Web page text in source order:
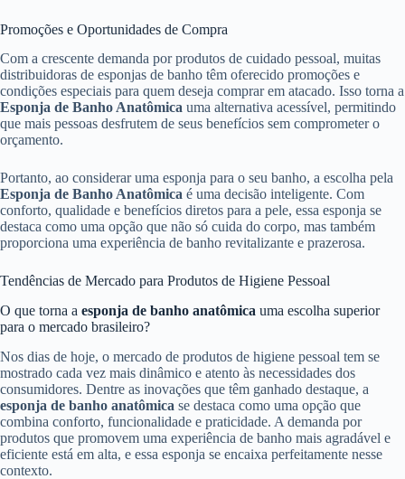
Promoções e Oportunidades de Compra
Com a crescente demanda por produtos de cuidado pessoal, muitas
distribuidoras de esponjas de banho têm oferecido promoções e
condições especiais para quem deseja comprar em atacado. Isso torna a
Esponja de Banho Anatômica uma alternativa acessível, permitindo
que mais pessoas desfrutem de seus benefícios sem comprometer o
orçamento.
Portanto, ao considerar uma esponja para o seu banho, a escolha pela
Esponja de Banho Anatômica é uma decisão inteligente. Com
conforto, qualidade e benefícios diretos para a pele, essa esponja se
destaca como uma opção que não só cuida do corpo, mas também
proporciona uma experiência de banho revitalizante e prazerosa.
Tendências de Mercado para Produtos de Higiene Pessoal
O que torna a esponja de banho anatômica uma escolha superior
para o mercado brasileiro?
Nos dias de hoje, o mercado de produtos de higiene pessoal tem se
mostrado cada vez mais dinâmico e atento às necessidades dos
consumidores. Dentre as inovações que têm ganhado destaque, a
esponja de banho anatômica se destaca como uma opção que
combina conforto, funcionalidade e praticidade. A demanda por
produtos que promovem uma experiência de banho mais agradável e
eficiente está em alta, e essa esponja se encaixa perfeitamente nesse
contexto.